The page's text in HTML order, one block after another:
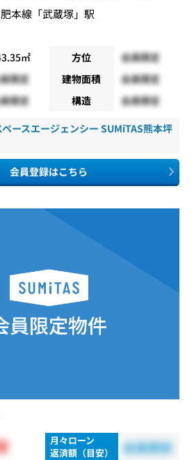
本線 「武蔵塚」駅
㎡ 方位
会員限定
限定 建物面積
会員限定
限定 構造 会員限定
ースエージェンシー SUMiTAS熊本坪
会員登録はこちら
月々ローン
返済額（目安）
会員限定